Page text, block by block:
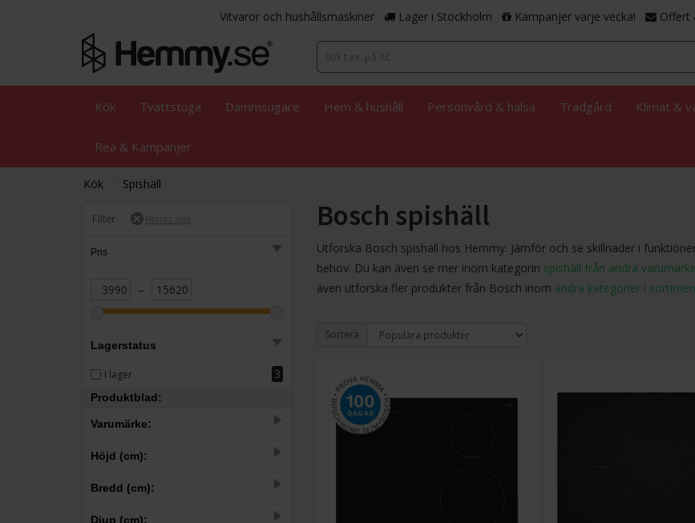
Vitvaror och hushållsmaskiner Lager i Stockholm Kampanjer varje vecka! Offert
Kök Tvättstuga Dammsugare Hem & hushåll Personvård & hälsa Trädgård Klimat &
Rea & Kampanjer
Kök Spishäll
Filter
Pris
–
Lagerstatus
I lager 3
Produktblad:
Varumärke:
Bosch 25
Höjd (cm):
–
Bredd (cm):
–
Djup (cm):
Bosch spishäll
Utforska Bosch spishäll hos Hemmy. Jämför och se skillnader i
behov. Du kan även se mer inom kategorin spishäll från andra
även utforska fler produkter från Bosch inom andra kategorier i
Sortera